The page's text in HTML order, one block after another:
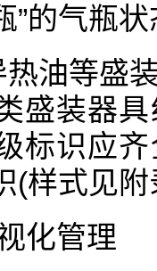
”的气瓶
油等盛
盛装器
标识应
(样式见
化管理